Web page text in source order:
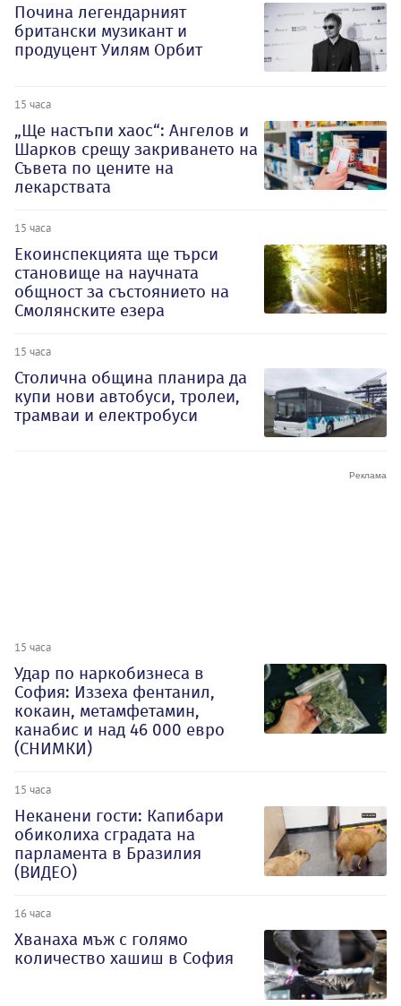
Почина легендарният
британски музикант и
продуцент Уилям Орбит
15 часа
„Ще настъпи хаос“: Ангелов и
Шарков срещу закриването на
Съвета по цените на
лекарствата
15 часа
Екоинспекцията ще търси
становище на научната
общност за състоянието на
Смолянските езера
15 часа
Столична община планира да
купи нови автобуси, тролеи,
трамваи и електробуси
15 часа
Удар по наркобизнеса в
София: Иззеха фентанил,
кокаин, метамфетамин,
канабис и над 46 000 евро
(СНИМКИ)
15 часа
Неканени гости: Капибари
обиколиха сградата на
парламента в Бразилия
(ВИДЕО)
16 часа
Хванаха мъж с голямо
количество хашиш в София